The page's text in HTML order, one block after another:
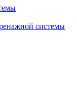
системы